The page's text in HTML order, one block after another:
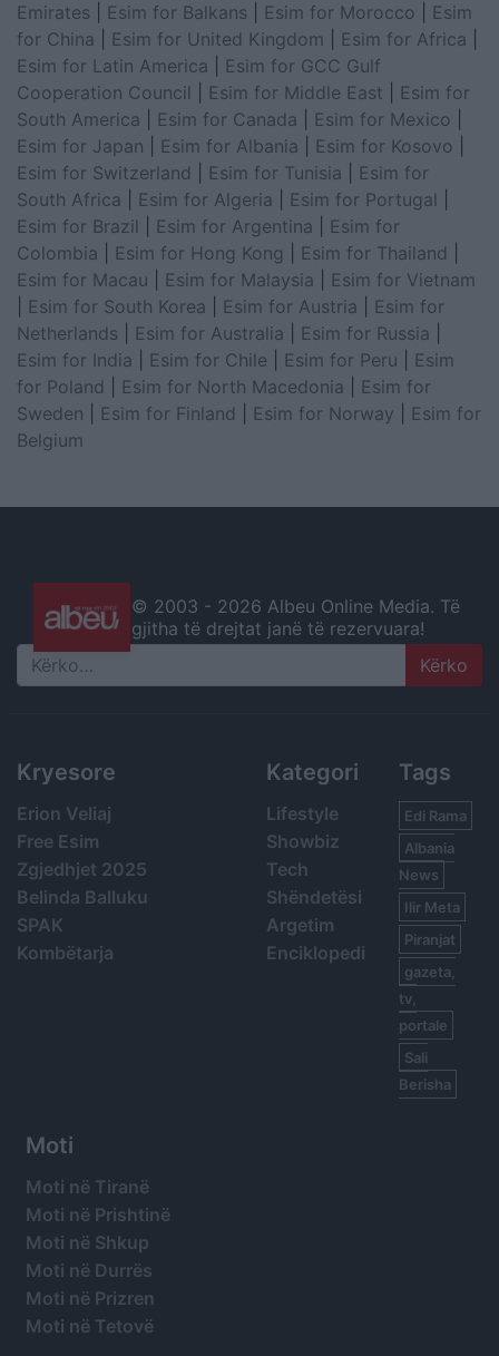
Emirates
Esim for Balkans Esim for Morocco
Esim
for China
Esim for United Kingdom Esim for Africa
Esim for Latin America
Esim for GCC Gulf
Cooperation Council
Esim for Middle East
Esim for
South America
Esim for Canada Esim for Mexico
Esim for Japan
Esim for Albania Esim for Kosovo
Esim for Switzerland
Esim for Tunisia
Esim for
South Africa
Esim for Algeria Esim for Portugal
Esim for Brazil
Esim for Argentina
Esim for
Colombia
Esim for Hong Kong Esim for Thailand
Esim for Macau
Esim for Malaysia
Esim for Vietnam
Esim for South Korea Esim for Austria
Esim for
Netherlands
Esim for Australia Esim for Russia
Esim for India
Esim for Chile Esim for Peru
Esim
for Poland
Esim for North Macedonia
Esim for
Sweden
Esim for Finland Esim for Norway
Esim for
Belgium
© 2003 - 2026 Albeu Online Media. Të
gjitha të drejtat janë të rezervuara!
Search
Kryesore
Erion Veliaj
Free Esim
Zgjedhjet 2025
Belinda Balluku
SPAK
Kombëtarja
Kategori
Lifestyle
Showbiz
Tech
Shëndetësi
Argetim
Enciklopedi
Tags
Edi Rama
Albania
News
Ilir Meta
Piranjat
gazeta,
tv,
portale
Sali
Berisha
Moti
Moti në Tiranë
Moti në Prishtinë
Moti në Shkup
Moti në Durrës
Moti në Prizren
Moti në Tetovë